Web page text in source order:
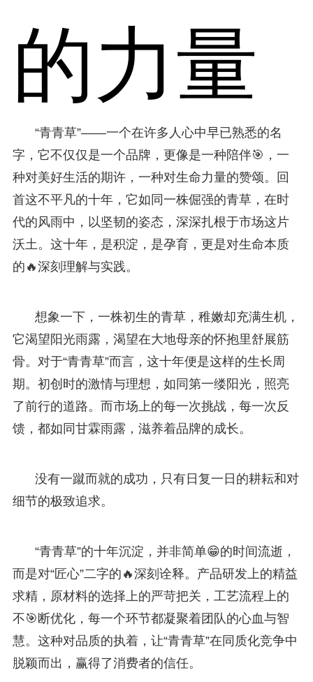
的力量
“青青草”——一个在许多人心中早已熟悉的名
字，它不仅仅是一个品牌，更像是一种陪伴🎯，一
种对美好生活的期许，一种对生命力量的赞颂。回
首这不平凡的十年，它如同一株倔强的青草，在时
代的风雨中，以坚韧的姿态，深深扎根于市场这片
沃土。这十年，是积淀，是孕育，更是对生命本质
的🔥深刻理解与实践。
想象一下，一株初生的青草，稚嫩却充满生机，
它渴望阳光雨露，渴望在大地母亲的怀抱里舒展筋
骨。对于“青青草”而言，这十年便是这样的生长周
期。初创时的激情与理想，如同第一缕阳光，照亮
了前行的道路。而市场上的每一次挑战，每一次反
馈，都如同甘霖雨露，滋养着品牌的成长。
没有一蹴而就的成功，只有日复一日的耕耘和对
细节的极致追求。
“青青草”的十年沉淀，并非简单😁的时间流逝，
而是对“匠心”二字的🔥深刻诠释。产品研发上的精益
求精，原材料的选择上的严苛把关，工艺流程上的
不🎯断优化，每一个环节都凝聚着团队的心血与智
慧。这种对品质的执着，让“青青草”在同质化竞争中
脱颖而出，赢得了消费者的信任。